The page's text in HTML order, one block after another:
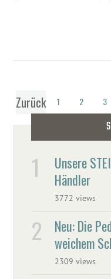
Zurück 1 2 3
Unsere
Händler
3772 views
Neu: Die
weichem
2309 views